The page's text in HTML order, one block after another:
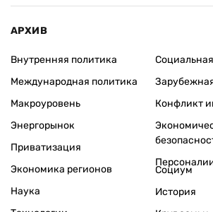
АРХИВ
Внутренняя политика
Международная политика
Макроуровень
Энергорынок
Приватизация
Экономика регионов
Конфликт
Наука
Социум
История